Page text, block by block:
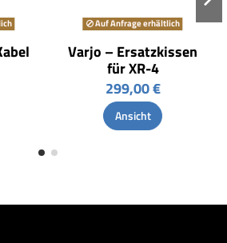
Auf Anfrage erhältlich
Varjo – Ersatzkissen
für XR-4
299,00 €
Ansicht